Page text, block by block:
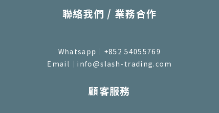
聯絡我們 / 業務合作
Whatsapp｜+852 54055769
Email｜info@slash-trading.com
顧客服務